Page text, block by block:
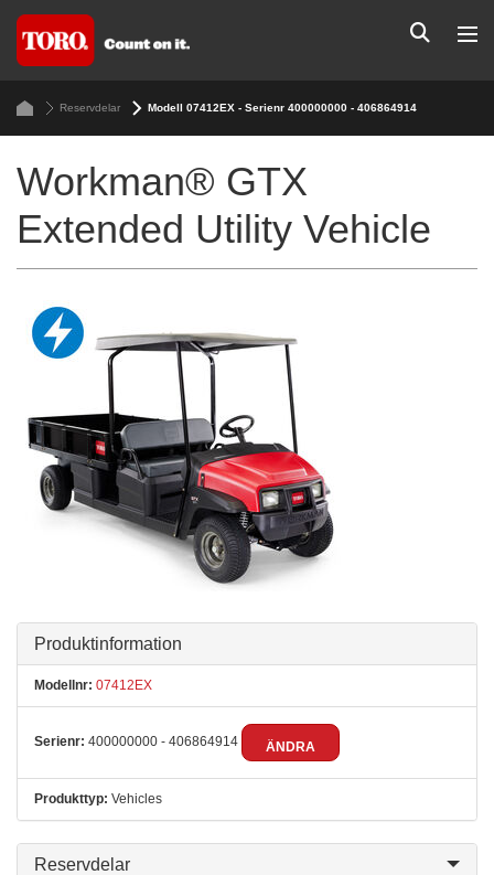
Reservdelar Modell 07412EX - Serienr 400000000 - 406864914
Workman® GTX
Extended Utility Vehicle
Produktinformation
Modellnr: 07412EX
Serienr: 400000000 - 406864914 ÄNDRA
Produkttyp: Vehicles
Reservdelar